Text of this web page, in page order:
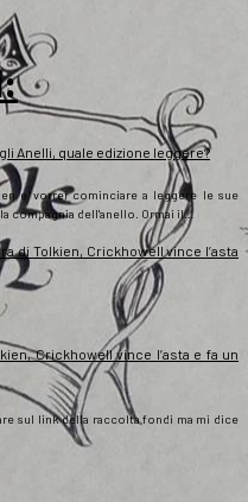
Anelli, quale edizione leggere?
e vorrei cominciare a leggere le sue
compagnia dell'anello. Ormai il…
di Tolkien, Crickhowell vince l’asta
Crickhowell vince l’asta e fa un
sul link della raccolta fondi ma mi dice